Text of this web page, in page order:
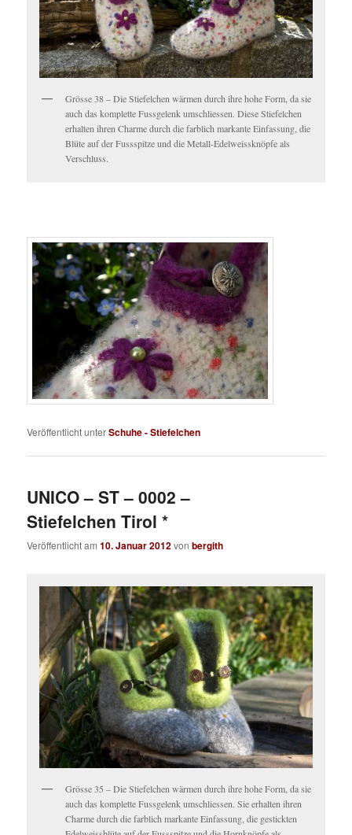
Grösse 38 – Die Stiefelchen wärmen durch ihre hohe Form, da sie
auch das komplette Fussgelenk umschliessen. Diese Stiefelchen
erhalten ihren Charme durch die farblich markante Einfassung, die
Blüte auf der Fussspitze und die Metall-Edelweissknöpfe als
Verschluss.
Veröffentlicht unterSchuhe - Stiefelchen
UNICO – ST – 0002 –
Stiefelchen Tirol *
Veröffentlicht am10. Januar 2012vonbergith
Grösse 35 – Die Stiefelchen wärmen durch ihre hohe Form, da sie
auch das komplette Fussgelenk umschliessen. Sie erhalten ihren
Charme durch die farblich markante Einfassung, die gestickten